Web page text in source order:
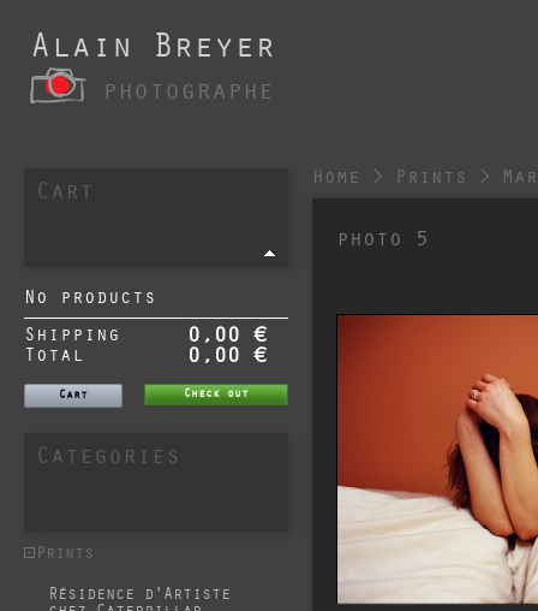
Alain Breyer
photographe
Cart
No products
Shipping
0,00 €
Total 0,00 €
Cart Check out
Categories
Prints
Résidence d'Artiste
Home > Prints >
photo 5